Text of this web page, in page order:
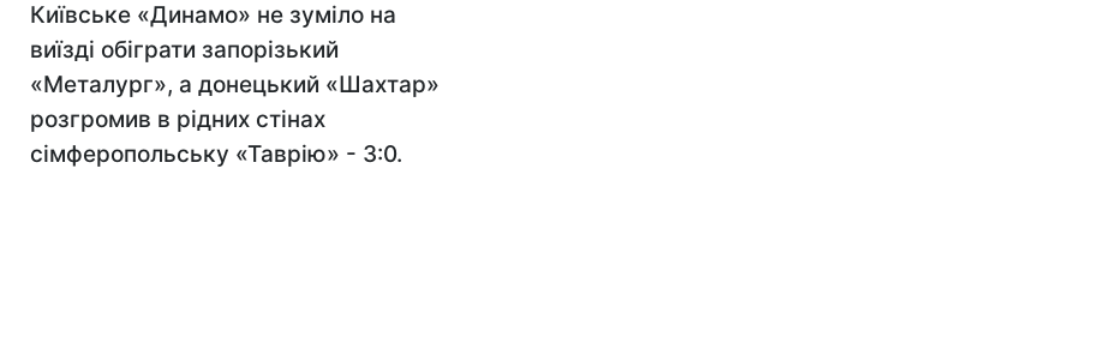
Київське «Динамо» не зуміло на
виїзді обіграти запорізький
«Металург», а донецький «Шахтар»
розгромив в рідних стінах
сімферопольську «Таврію» - 3:0.